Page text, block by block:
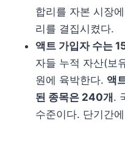
합리를 자본 시장
리를 결집시켰다.
액트 가입자 수는
자들 누적 자산(보
원에 육박한다. 액
된 종목은 240개.
수준이다. 단기간